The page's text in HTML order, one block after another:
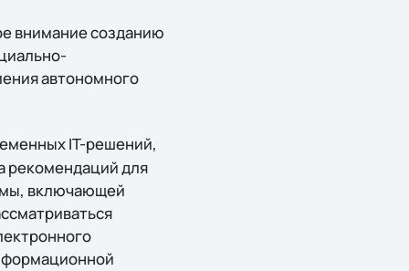
внимание созданию
автономного
IT-решений,
рекомендаций для
включающей